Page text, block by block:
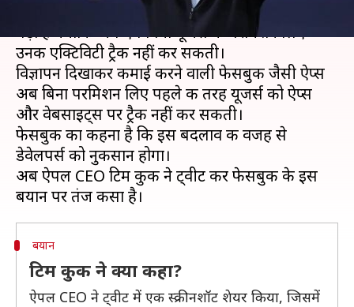
ऐपल की हालिया प्राइवेसी पॉलिसी का असर फेसबुक पर
पड़ा है क्योंकि अब ऐप बिना यूजर्स की परमिशन लिए
उनकी एक्टिविटी ट्रैक नहीं कर सकती।
विज्ञापन दिखाकर कमाई करने वाली फेसबुक जैसी ऐप्स
अब बिना परमिशन लिए पहले की तरह यूजर्स को ऐप्स
और वेबसाइट्स पर ट्रैक नहीं कर सकती।
फेसबुक का कहना है कि इस बदलाव की वजह से
डेवेलपर्स को नुकसान होगा।
अब ऐपल CEO टिम कुक ने ट्वीट कर फेसबुक के इस
बयान
टिम कुक ने क्या कहा?
ऐपल CEO ने ट्वीट में एक स्क्रीनशॉट शेयर किया, जिसमें